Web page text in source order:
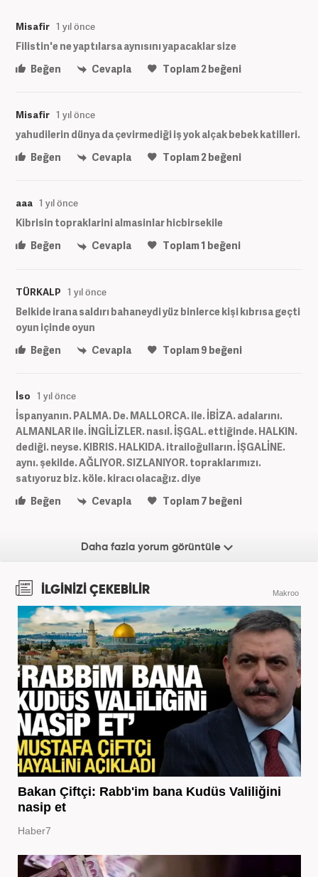
Misafir 1 yıl önce
Filistin'e ne yaptılarsa aynısını yapacaklar size
Beğen
Cevapla Toplam2 beğeni
Misafir 1 yıl önce
yahudilerin dünya da çevirmediği iş yok alçak bebek katilleri.
Beğen
Cevapla Toplam2beğeni
aaa 1 yıl önce
Kibrisin topraklarini almasinlar hicbirsekile
Beğen
Cevapla Toplam1 beğeni
TÜRKALP 1 yıl önce
Belkide irana saldırı bahaneydi yüz binlerce kişi kıbrısa geçti
oyun içinde oyun
Beğen
Cevapla Toplam9 beğeni
İso 1 yıl önce
İspanyanın. PALMA. De. MALLORCA. ile. İBİZA. adalarını.
ALMANLAR ile. İNGİLİZLER. nasıl. İŞGAL. ettiğinde. HALKIN.
dediği. neyse. KIBRIS. HALKIDA. itrailoğulların. İŞGALİNE.
aynı. şekilde. AĞLIYOR. SIZLANIYOR. topraklarımızı.
satıyoruz biz. köle. kiracı olacağız. diye
Beğen
Cevapla Toplam7 beğeni
Daha fazla yorum görüntüle
İLGİNİZİ ÇEKEBİLİR Makroo
Bakan Çiftçi: Rabb'im bana Kudüs Valiliğini
nasip et
Haber7